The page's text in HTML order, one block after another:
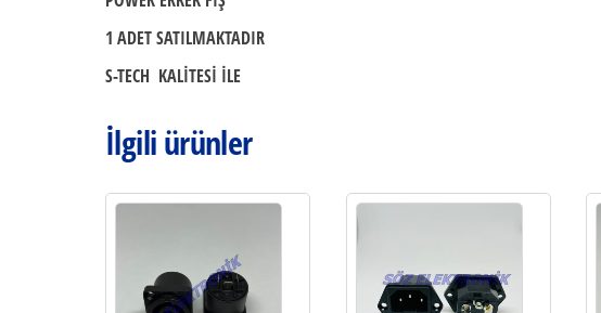
1 ADET SATILMAKTADIR
S-TECH KALİTESİ İLE
İlgili ürünler